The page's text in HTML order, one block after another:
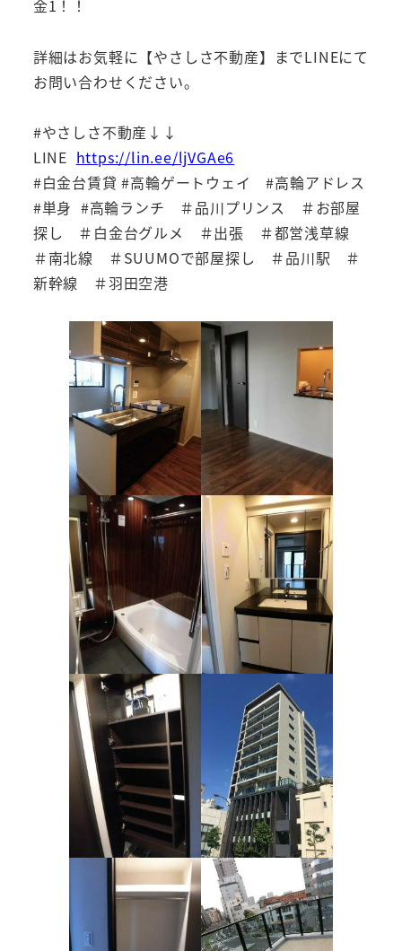
金1！！
詳細はお気軽に【やさしさ不動産】までLINEにて
お問い合わせください。
#やさしさ不動産↓↓
LINE https://lin.ee/ljVGAe6
#白金台賃貸 #高輪ゲートウェイ #高輪アドレス
#単身 #高輪ランチ ＃品川プリンス ＃お部屋
探し ＃白金台グルメ ＃出張 ＃都営浅草線
＃南北線 ＃SUUMOで部屋探し ＃品川駅 ＃
新幹線 ＃羽田空港